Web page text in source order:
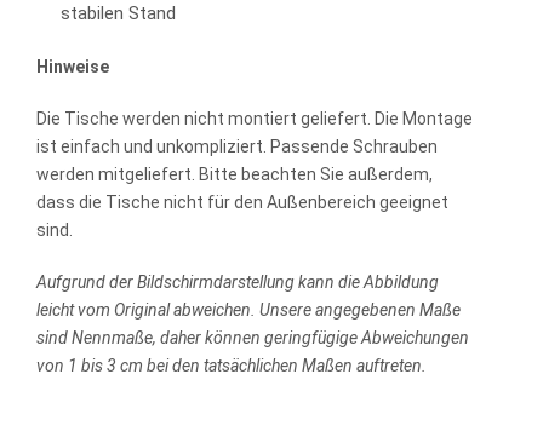
stabilen Stand
Hinweise
Die Tische werden nicht montiert geliefert. Die Montage
ist einfach und unkompliziert. Passende Schrauben
werden mitgeliefert. Bitte beachten Sie außerdem,
dass die Tische nicht für den Außenbereich geeignet
sind.
Aufgrund der Bildschirmdarstellung kann die Abbildung
leicht vom Original abweichen. Unsere angegebenen Maße
sind Nennmaße, daher können geringfügige Abweichungen
von 1 bis 3 cm bei den tatsächlichen Maßen auftreten.